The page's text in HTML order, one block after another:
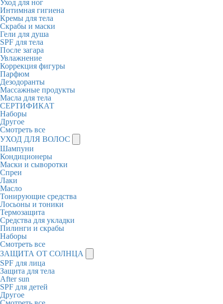
Уход для ног
Интимная гигиена
Кремы для тела
Скрабы и маски
Гели для душа
SPF для тела
После загара
Увлажнение
Коррекция фигуры
Парфюм
Дезодоранты
Массажные продукты
Масла для тела
СЕРТИФИКАТ
Наборы
Другое
Смотреть все
УХОД ДЛЯ ВОЛОС
Шампуни
Кондиционеры
Маски и сыворотки
Спреи
Лаки
Масло
Тонирующие средства
Лосьоны и тоники
Термозащита
Средства для укладки
Пилинги и скрабы
Наборы
Смотреть все
ЗАЩИТА ОТ СОЛНЦА
SPF для лица
Защита для тела
After sun
SPF для детей
Другое